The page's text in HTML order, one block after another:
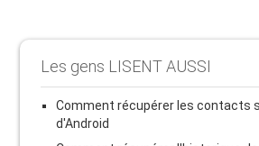
Les gens LISENT AUSSI
Comment récupérer les contacts
d'Android